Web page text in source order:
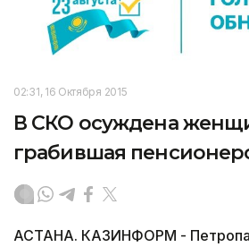
02:31, 16 Октября 2015
В СКО осуждена
грабившая
АСТАНА. КАЗИНФОРМ -